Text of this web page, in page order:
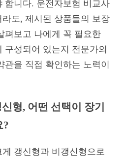
합니다. 운전자보험 비교사
도, 제시된 상품들의 보장
펴보고 나에게 꼭 필요한
구성되어 있는지 전문가의
관을 직접 확인하는 노력이
형, 어떤 선택이 장기
?
갱신형과 비갱신형으로